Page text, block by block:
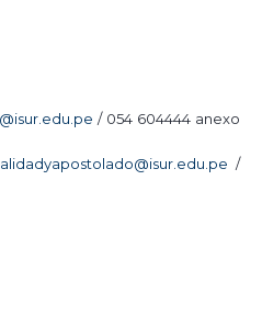
/ 054 604444 anexo
/